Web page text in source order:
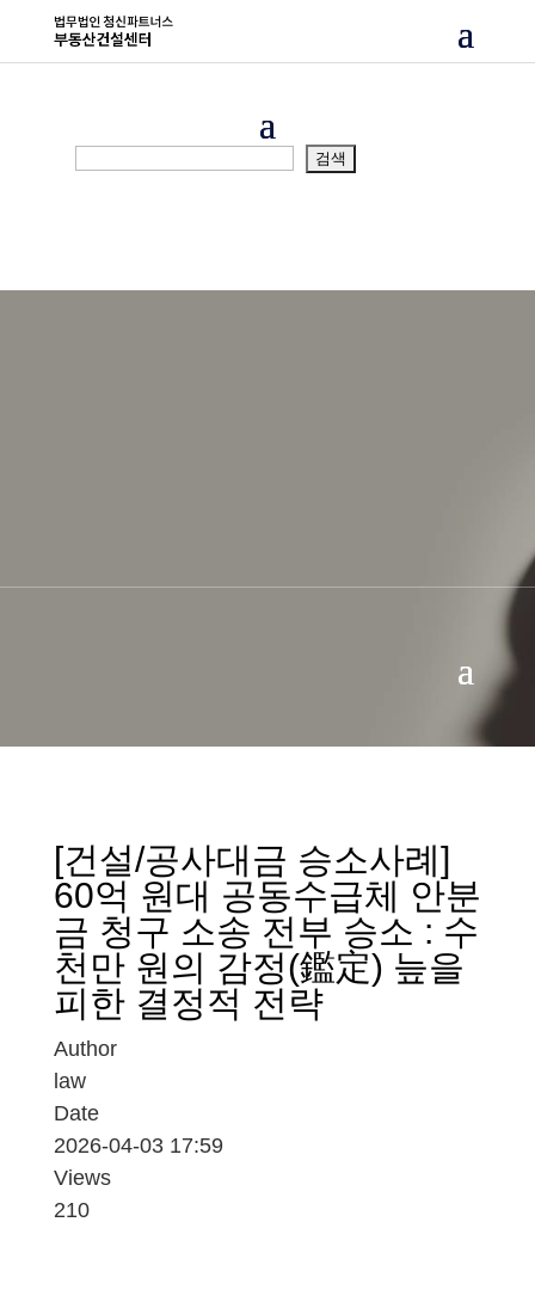
[건설/공사대금 승소사례]
60억 원대 공동수급체 안분
금 청구 소송 전부 승소 : 수
천만 원의 감정(鑑定) 늪을
피한 결정적 전략
Author
law
Date
2026-04-03 17:59
Views
210